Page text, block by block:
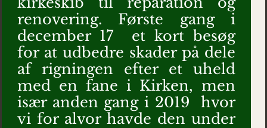
renovering. Første gang i
december 17 et kort besøg
for at udbedre skader på dele
af rigningen efter et uheld
med en fane i Kirken, men
især anden gang i 2019 hvor
vi for alvor havde den under